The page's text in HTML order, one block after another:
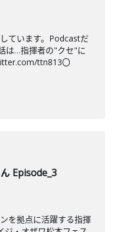
ています。Podcastだ
は…指揮者の"クセ"に
ttn813〇
Episode_3
を拠点に活躍する指揮